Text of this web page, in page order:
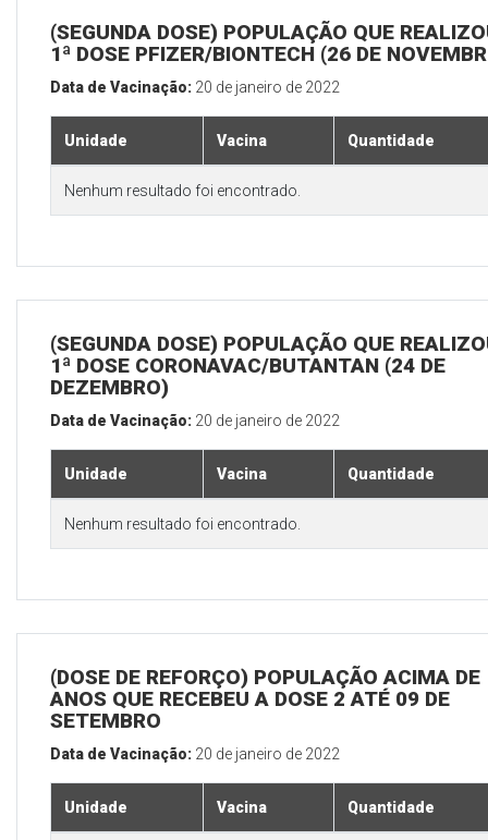
(SEGUNDA DOSE) POPULAÇÃO QUE
1ª DOSE PFIZER/BIONTECH (26 DE
Data de Vacinação: 20 de janeiro de 2022
Unidade Vacina Quantidade
Nenhum resultado foi encontrado.
(SEGUNDA DOSE) POPULAÇÃO QUE
1ª DOSE CORONAVAC/BUTANTAN (24 DE
DEZEMBRO)
Data de Vacinação: 20 de janeiro de 2022
Unidade Vacina Quantidade
Nenhum resultado foi encontrado.
(DOSE DE REFORÇO) POPULAÇÃO ACIMA DE
ANOS QUE RECEBEU A DOSE 2 ATÉ 09 DE
SETEMBRO
Data de Vacinação: 20 de janeiro de 2022
Unidade Vacina Quantidade